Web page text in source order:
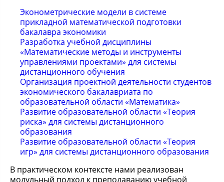
Эконометрические модели в системе
прикладной математической подготовки
бакалавра экономики
Разработка учебной дисциплины
«Математические методы и инструменты
управлениями проектами» для системы
дистанционного обучения
Организация проектной деятельности студентов
экономического бакалавриата по
образовательной области «Математика»
Развитие образовательной области «Теория
риска» для системы дистанционного
образования
Развитие образовательной области «Теория
игр» для системы дистанционного образования
В практическом контексте нами реализован
модульный подход к преподаванию учебной